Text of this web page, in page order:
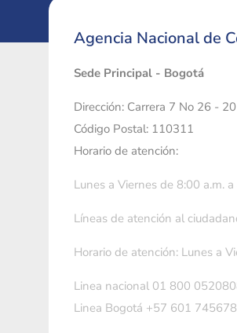
Agencia Nacional de
Sede Principal - Bogotá
Dirección: Carrera 7 No 26 -
Código Postal: 110311
Horario de atención:
Lunes a Viernes de 8:00 a.m.
Líneas de atención al
Horario de atención: Lunes a
Linea nacional 01 800
Linea Bogotá +57 601